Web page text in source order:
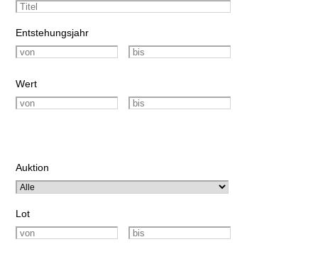
Entstehungsjahr
Wert
Auktion
Lot